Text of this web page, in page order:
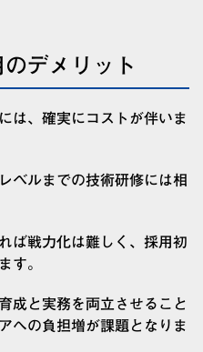
デメリット
は、確実にコストが伴いま
ベルまでの技術研修には相
ば戦力化は難しく、採用初
す。
成と実務を両立させること
への負担増が課題となりま